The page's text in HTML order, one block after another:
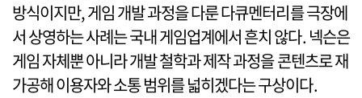
방식이지만, 게임 개발 과정을 다룬 다큐멘터리를 극장에
서 상영하는 사례는 국내 게임업계에서 흔치 않다. 넥슨은
게임 자체뿐 아니라 개발 철학과 제작 과정을 콘텐츠로 재
가공해 이용자와 소통 범위를 넓히겠다는 구상이다.